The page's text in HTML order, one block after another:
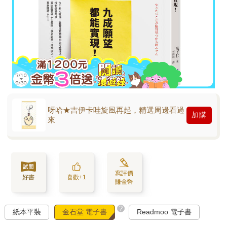
呀哈★吉伊卡哇旋風再起，精選周邊看過
來
加購
好書 喜歡+1
寫評價
賺金幣
紙本平裝 金石堂 電子書 ? Readmoo 電子書